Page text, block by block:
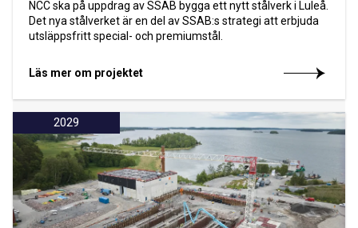
NCC ska på uppdrag av SSAB bygga ett nytt stålverk i Luleå.
Det nya stålverket är en del av SSAB:s strategi att erbjuda
utsläppsfritt special- och premiumstål.
Läs mer om projektet
2029